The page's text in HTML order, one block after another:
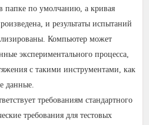
папке по умолчанию, а кривая
и результаты испытаний
Компьютер может
экспериментального процесса,
с такими инструментами, как
данные.
требованиям стандартного
требования для тестовых